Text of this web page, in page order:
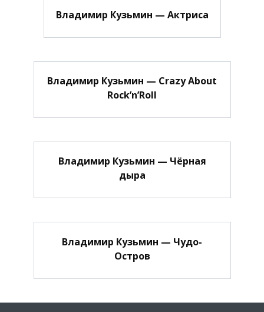
Владимир Кузьмин — Актриса
Владимир Кузьмин — Crazy About
Rock’n’Roll
Владимир Кузьмин — Чёрная
дыра
Владимир Кузьмин — Чудо-
Остров